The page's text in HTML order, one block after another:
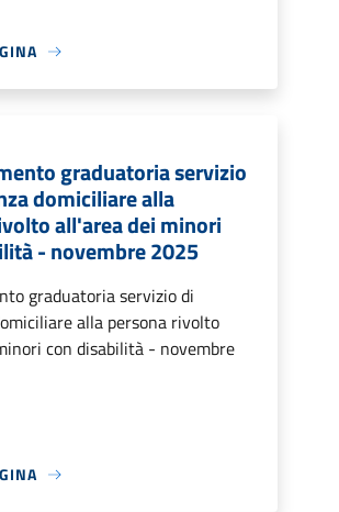
graduatoria servizio
domiciliare alla
all'area dei minori
- novembre 2025
graduatoria servizio di
alla persona rivolto
con disabilità - novembre